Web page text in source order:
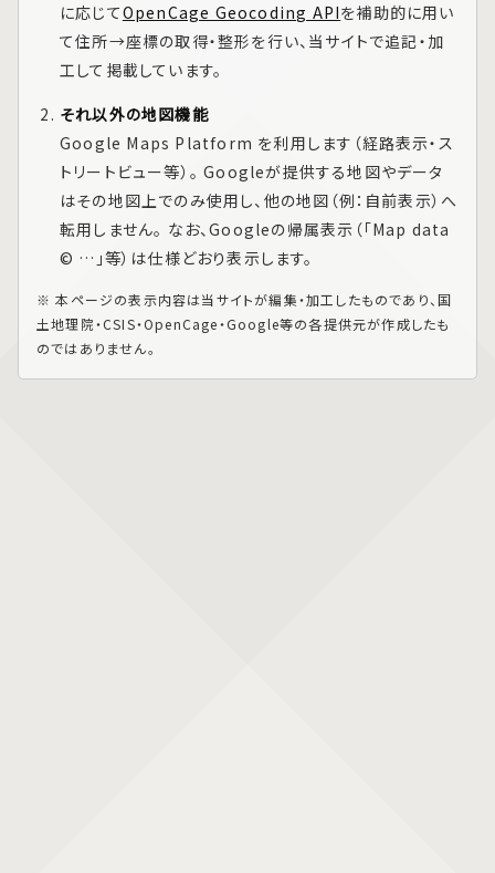
に応じてOpenCage Geocoding APIを補助的に用い
て住所→座標の取得・整形を行い、当サイトで追記・加
工して掲載しています。
それ以外の地図機能
Google Maps Platform を利用します（経路表示・ス
トリートビュー等）。 Googleが提供する地図やデータ
はその地図上でのみ使用し、他の地図（例：自前表示）へ
転用しません。 なお、Googleの帰属表示（「Map data
© …」等）は仕様どおり表示します。
※ 本ページの表示内容は当サイトが編集・加工したものであり、国
土地理院・CSIS・OpenCage・Google等の各提供元が作成したも
のではありません。